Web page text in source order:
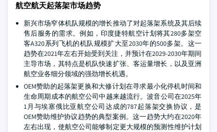
航空航天起落架市场趋势
新兴市场窄体机队规模的增长推动了对起落架系统及其后续
售后服务的需求。例如，印度捷特航空计划将其280多架空
客A320系列飞机的机队规模扩大至2030年的500多架。这一
趋势在2021年左右开始受到关注，并预计在2029-2030年期间
主导市场，其特点是机队快速扩张、客运量增长，以及亚洲
航空业各细分领域的强劲增长机遇。
OEM赞助的起落架更换和大修计划在寻求最小化停机时间和
生命周期成本的航空公司中越来越流行。波音公司在2025年
1月与埃塞俄比亚航空公司达成的787起落架交换协议，是
OEM赞助维护协议趋势的典型案例。这一趋势大约在2020年
左右出现，使航空公司能够制定更大规模的预测性维护计划